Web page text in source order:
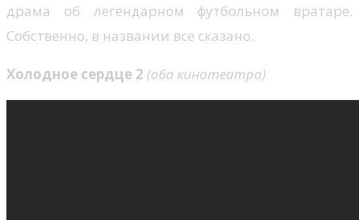
драма об легендарном футбольном вратаре.
Собственно, в названии все сказано.
Холодное сердце 2 (оба кинотеатра)